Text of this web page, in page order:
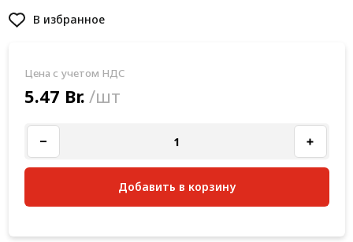
В избранное
Цена с учетом НДС
5.47 Br. /шт
Добавить в корзину